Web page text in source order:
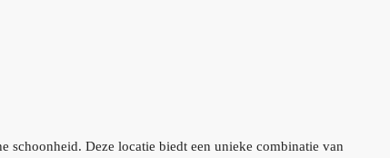
schoonheid. Deze locatie biedt een unieke combinatie van